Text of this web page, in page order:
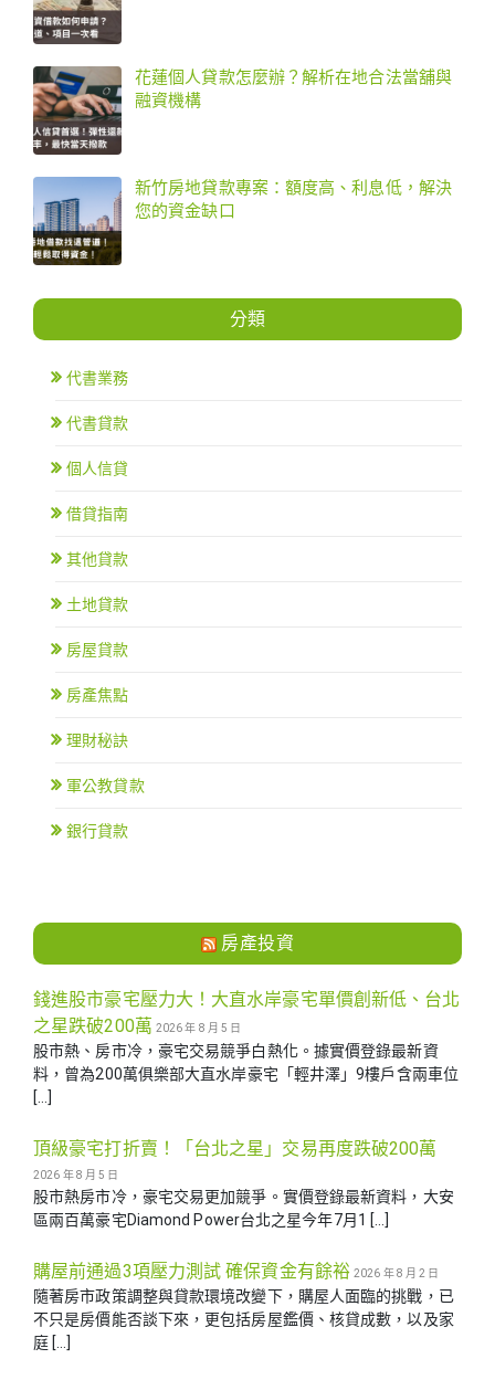
花蓮個人貸款怎麼辦？解析在地合法當舖與
融資機構
新竹房地貸款專案：額度高、利息低，解決
您的資金缺口
分類
代書業務
代書貸款
個人信貸
借貸指南
其他貸款
土地貸款
房屋貸款
房產焦點
理財秘訣
軍公教貸款
銀行貸款
房產投資
錢進股市豪宅壓力大！大直水岸豪宅單價創新低、台北
之星跌破200萬 2026 年 8 月 5 日
股市熱、房市冷，豪宅交易競爭白熱化。據實價登錄最新資
料，曾為200萬俱樂部大直水岸豪宅「輕井澤」9樓戶含兩車位
[…]
頂級豪宅打折賣！「台北之星」交易再度跌破200萬
2026 年 8 月 5 日
股市熱房市冷，豪宅交易更加競爭。實價登錄最新資料，大安
區兩百萬豪宅Diamond Power台北之星今年7月1 […]
購屋前通過3項壓力測試 確保資金有餘裕 2026 年 8 月 2 日
隨著房市政策調整與貸款環境改變下，購屋人面臨的挑戰，已
不只是房價能否談下來，更包括房屋鑑價、核貸成數，以及家
庭 […]